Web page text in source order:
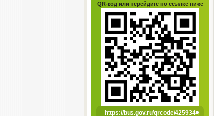
QR-код или перейдите по ссылке ниже
https://bus.gov.ru/qrcode/425934